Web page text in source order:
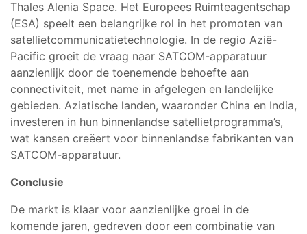
Thales Alenia Space. Het Europees Ruimteagentschap
(ESA) speelt een belangrijke rol in het promoten van
satellietcommunicatietechnologie. In de regio Azië-
Pacific groeit de vraag naar SATCOM-apparatuur
aanzienlijk door de toenemende behoefte aan
connectiviteit, met name in afgelegen en landelijke
gebieden. Aziatische landen, waaronder China en India,
investeren in hun binnenlandse satellietprogramma’s,
wat kansen creëert voor binnenlandse fabrikanten van
SATCOM-apparatuur.
Conclusie
De markt is klaar voor aanzienlijke groei in de
komende jaren, gedreven door een combinatie van